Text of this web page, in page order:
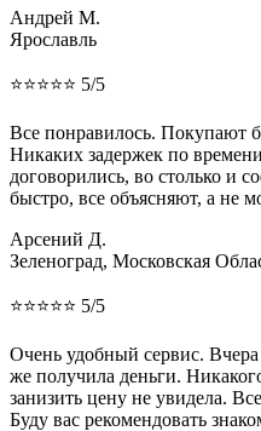
Андрей М.
Ярославль
⭐⭐⭐⭐⭐ 5/5
Все понравилось. Покупают
Никаких задержек по
договорились, во столько и
быстро, все объясняют, а не
Арсений Д.
Зеленоград, Московская
⭐⭐⭐⭐⭐ 5/5
Очень удобный сервис.
же получила деньги.
занизить цену не увидела.
Буду вас рекомендовать